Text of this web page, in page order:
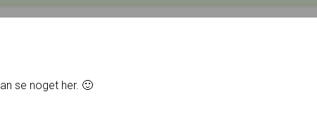
se noget her. 🙂